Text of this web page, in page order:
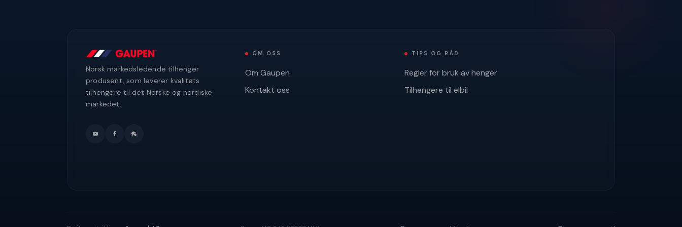
Norsk markedsledende tilhenger
produsent, som leverer kvalitets
tilhengere til det Norske og nordiske
markedet.
OM OSS
Om Gaupen
Kontakt oss
TIPS OG RÅD
Regler for bruk av henger
Tilhengere til elbil